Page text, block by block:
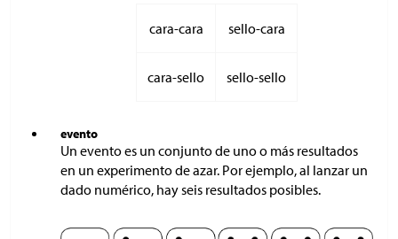
cara-cara sello-cara
cara-sello sello-sello
evento
Un evento es un conjunto de uno o más resultados
en un experimento de azar. Por ejemplo, al lanzar un
dado numérico, hay seis resultados posibles.